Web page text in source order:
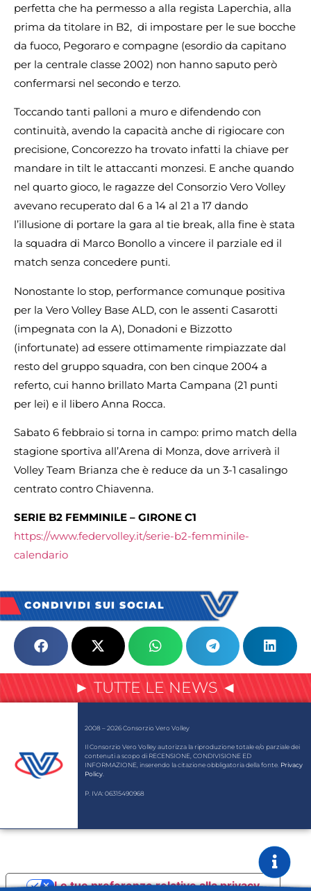
perfetta che ha permesso a alla regista Laperchia, alla
prima da titolare in B2, di impostare per le sue bocche
da fuoco, Pegoraro e compagne (esordio da capitano
per la centrale classe 2002) non hanno saputo però
confermarsi nel secondo e terzo.
Toccando tanti palloni a muro e difendendo con
continuità, avendo la capacità anche di rigiocare con
precisione, Concorezzo ha trovato infatti la chiave per
mandare in tilt le attaccanti monzesi. E anche quando
nel quarto gioco, le ragazze del Consorzio Vero Volley
avevano recuperato dal 6 a 14 al 21 a 17 dando
l’illusione di portare la gara al tie break, alla fine è stata
la squadra di Marco Bonollo a vincere il parziale ed il
match senza concedere punti.
Nonostante lo stop, performance comunque positiva
per la Vero Volley Base ALD, con le assenti Casarotti
(impegnata con la A), Donadoni e Bizzotto
(infortunate) ad essere ottimamente rimpiazzate dal
resto del gruppo squadra, con ben cinque 2004 a
referto, cui hanno brillato Marta Campana (21 punti
per lei) e il libero Anna Rocca.
Sabato 6 febbraio si torna in campo: primo match della
stagione sportiva all’Arena di Monza, dove arriverà il
Volley Team Brianza che è reduce da un 3-1 casalingo
centrato contro Chiavenna.
SERIE B2 FEMMINILE – GIRONE C1
https://www.federvolley.it/serie-b2-femminile-
calendario
CONDIVIDI SUI SOCIAL
► TUTTE LE NEWS ◄
2008 – 2026 Consorzio Vero Volley
Il Consorzio Vero Volley autorizza la riproduzione totale e/o parziale dei
contenuti a scopo di RECENSIONE, CONDIVISIONE ED
INFORMAZIONE, inserendo la citazione obbligatoria della fonte. Privacy
Policy
P. IVA: 06315490968
Le tue preferenze relative alla privacy